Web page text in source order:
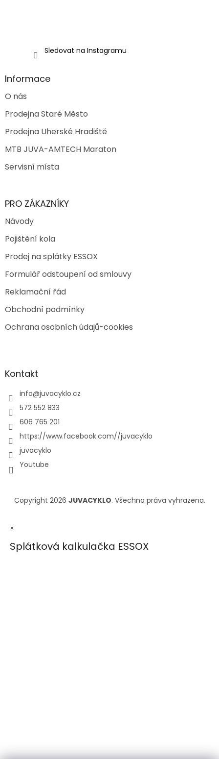
Sledovat na Instagramu
Informace
O nás
Prodejna Staré Město
Prodejna Uherské Hradiště
MTB JUVA-AMTECH Maraton
Servisní místa
PRO ZÁKAZNÍKY
Návody
Pojištění kola
Prodej na splátky ESSOX
Formulář odstoupení od smlouvy
Reklamační řád
Obchodní podmínky
Ochrana osobních údajů-cookies
Kontakt
info@juvacyklo.cz
572 552 833
606 765 201
https://www.facebook.com//juvacyklo
juvacyklo
Youtube
Copyright 2026 JUVACYKLO. Všechna práva vyhrazena.
×
Splátková kalkulačka ESSOX